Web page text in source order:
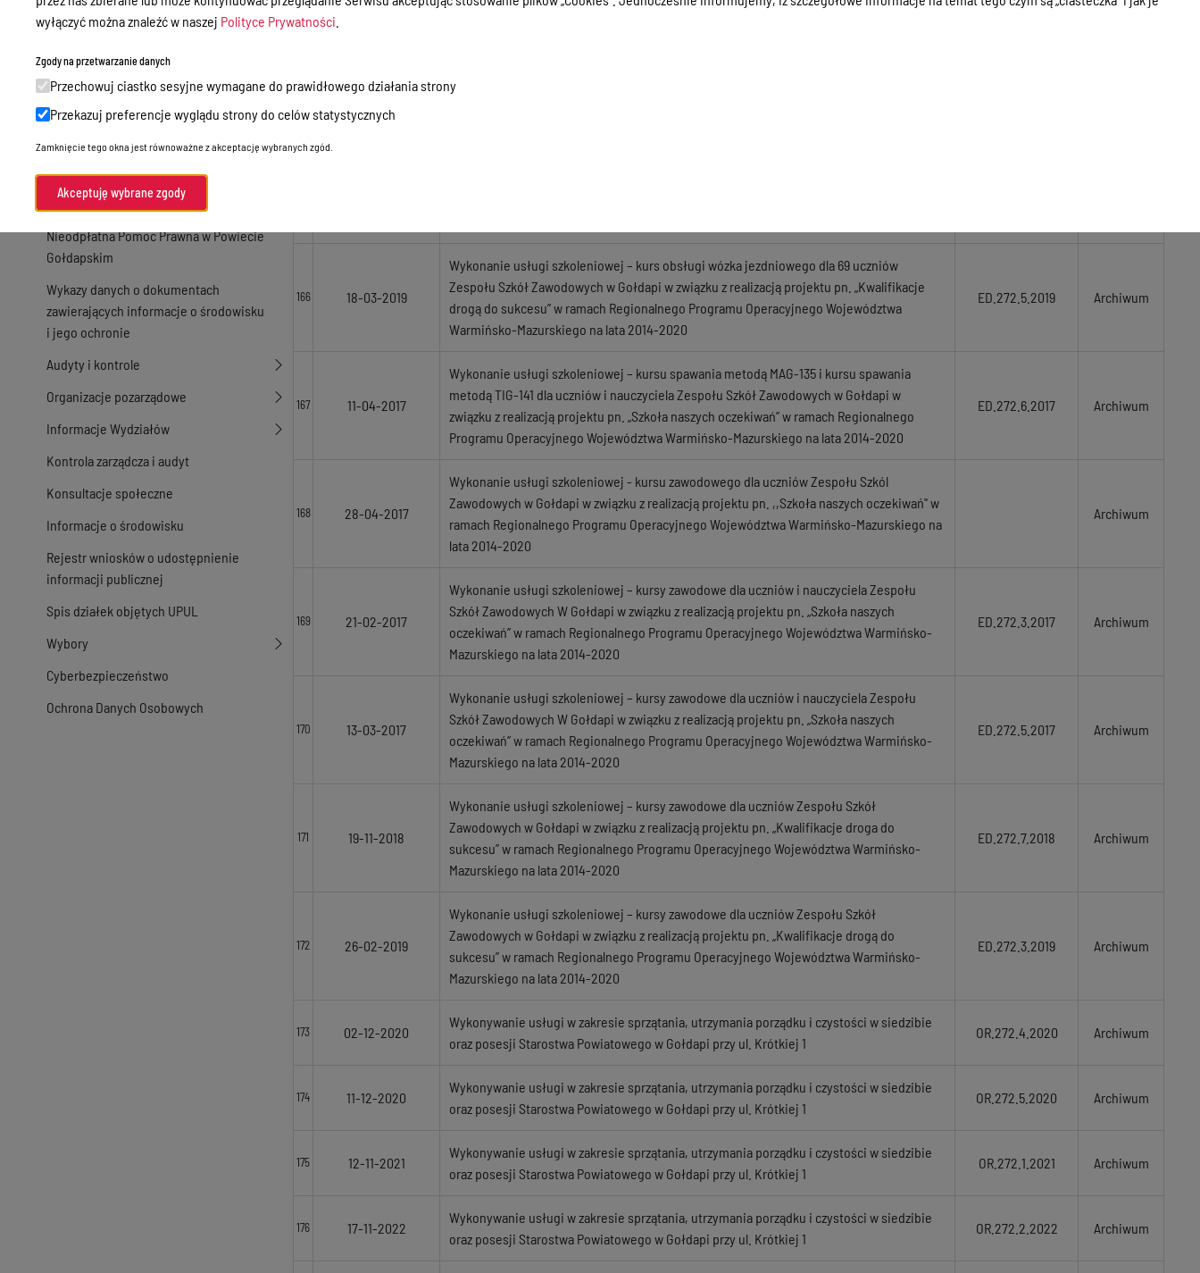
Zamówienia publiczne
Akty prawne
Informacje, konkursy, ogłoszenia
zamówień publicznych
Menu Podmiotowe
Nieodpłatna Pomoc Prawna w Powiecie
Gołdapskim
Wykazy danych o dokumentach
zawierających informacje o środowisku
i jego ochronie
Audyty i kontrole
Organizacje pozarządowe
Informacje Wydziałów
Kontrola zarządcza i audyt
Konsultacje społeczne
Informacje o środowisku
Rejestr wniosków o udostępnienie
informacji publicznej
Spis działek objętych UPUL
Wybory
Cyberbezpieczeństwo
Ochrona Danych Osobowych
164 23-11-2022
166 18-03-2019
Wykonanie usługi szkoleniowej – kurs obsługi wózka jezdniowego dla 69 uczniów
Zespołu Szkół Zawodowych w Gołdapi w związku z realizacją projektu pn. „Kwalifikacje
drogą do sukcesu” w ramach Regionalnego Programu Operacyjnego Województwa
Warmińsko-Mazurskiego na lata 2014-2020
ED.272.5.2019 Archiwum
167 11-04-2017
Wykonanie usługi szkoleniowej – kursu spawania metodą MAG-135 i kursu spawania
metodą TIG-141 dla uczniów i nauczyciela Zespołu Szkół Zawodowych w Gołdapi w
związku z realizacją projektu pn. „Szkoła naszych oczekiwań” w ramach Regionalnego
Programu Operacyjnego Województwa Warmińsko-Mazurskiego na lata 2014-2020
ED.272.6.2017 Archiwum
168 28-04-2017
Wykonanie usługi szkoleniowej - kursu zawodowego dla uczniów Zespołu Szkól
Zawodowych w Gołdapi w związku z realizacją projektu pn. ,,Szkoła naszych oczekiwań" w
ramach Regionalnego Programu Operacyjnego Województwa Warmińsko-Mazurskiego na
lata 2014-2020
Archiwum
169 21-02-2017
Wykonanie usługi szkoleniowej – kursy zawodowe dla uczniów i nauczyciela Zespołu
Szkół Zawodowych W Gołdapi w związku z realizacją projektu pn. „Szkoła naszych
oczekiwań” w ramach Regionalnego Programu Operacyjnego Województwa Warmińsko-
Mazurskiego na lata 2014-2020
ED.272.3.2017 Archiwum
170 13-03-2017
Wykonanie usługi szkoleniowej – kursy zawodowe dla uczniów i nauczyciela Zespołu
Szkół Zawodowych W Gołdapi w związku z realizacją projektu pn. „Szkoła naszych
oczekiwań” w ramach Regionalnego Programu Operacyjnego Województwa Warmińsko-
Mazurskiego na lata 2014-2020
ED.272.5.2017 Archiwum
171 19-11-2018
Wykonanie usługi szkoleniowej – kursy zawodowe dla uczniów Zespołu Szkół
Zawodowych w Gołdapi w związku z realizacją projektu pn. „Kwalifikacje droga do
sukcesu” w ramach Regionalnego Programu Operacyjnego Województwa Warmińsko-
Mazurskiego na lata 2014-2020
ED.272.7.2018 Archiwum
172 26-02-2019
Wykonanie usługi szkoleniowej – kursy zawodowe dla uczniów Zespołu Szkół
Zawodowych w Gołdapi w związku z realizacją projektu pn. „Kwalifikacje drogą do
sukcesu” w ramach Regionalnego Programu Operacyjnego Województwa Warmińsko-
Mazurskiego na lata 2014-2020
ED.272.3.2019 Archiwum
173 02-12-2020
Wykonywanie usługi w zakresie sprzątania, utrzymania porządku i czystości w siedzibie
oraz posesji Starostwa Powiatowego w Gołdapi przy ul. Krótkiej 1
OR.272.4.2020 Archiwum
174 11-12-2020
Wykonywanie usługi w zakresie sprzątania, utrzymania porządku i czystości w siedzibie
oraz posesji Starostwa Powiatowego w Gołdapi przy ul. Krótkiej 1
OR.272.5.2020 Archiwum
175 12-11-2021
Wykonywanie usługi w zakresie sprzątania, utrzymania porządku i czystości w siedzibie
oraz posesji Starostwa Powiatowego w Gołdapi przy ul. Krótkiej 1
OR.272.1.2021 Archiwum
176 17-11-2022
Wykonywanie usługi w zakresie sprzątania, utrzymania porządku i czystości w siedzibie
oraz posesji Starostwa Powiatowego w Gołdapi przy ul. Krótkiej 1
OR.272.2.2022 Archiwum
wyłączyć można znaleźć w naszej Polityce Prywatności
Zgody na przetwarzanie danych
Przechowuj ciastko sesyjne wymagane do prawidłowego działania strony
Przekazuj preferencje wyglądu strony do celów statystycznych
Zamknięcie tego okna jest równoważne z akceptację wybranych zgód.
Akceptuję wybrane zgody